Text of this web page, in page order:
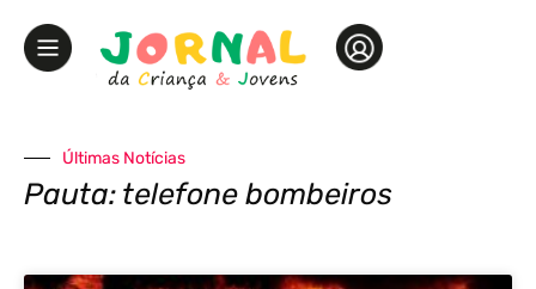
Últimas Notícias
Pauta: telefone bombeiros